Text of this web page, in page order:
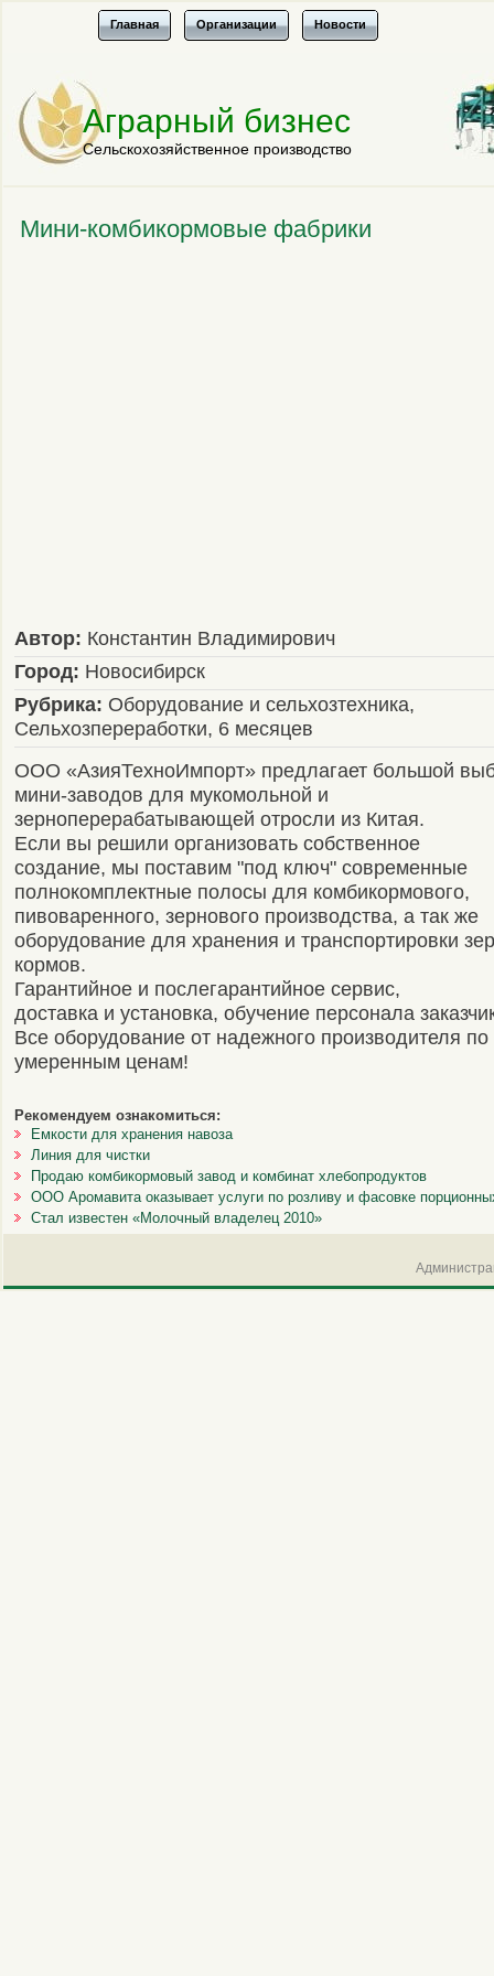
Главная Организации Новости
Аграрный бизнес
Сельскохозяйственное производство
Мини-комбикормовые фабрики
Автор: Константин Владимирович
Город: Новосибирск
Рубрика: Оборудование и сельхозтехника,
Сельхозпереработки, 6 месяцев
ООО «АзияТехноИмпорт» предлагает большой
мини-заводов для мукомольной и
зерноперерабатывающей отросли из Китая.
Если вы решили организовать собственное
создание, мы поставим "под ключ" современные
полнокомплектные полосы для комбикормового,
пивоваренного, зернового производства, а так же
оборудование для хранения и транспортировки
кормов.
Гарантийное и послегарантийное сервис,
доставка и установка, обучение персонала
Все оборудование от надежного производителя по
умеренным ценам!
Рекомендуем ознакомиться:
Емкости для хранения навоза
Линия для чистки
Продаю комбикормовый завод и комбинат хлебопродуктов
ООО Аромавита оказывает услуги по розливу и фасовке
Стал известен «Молочный владелец 2010»